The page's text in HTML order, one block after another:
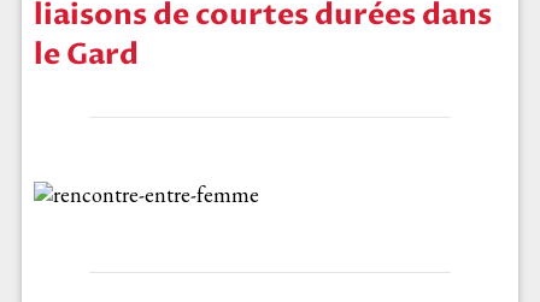
liaisons de courtes durées dans
le Gard